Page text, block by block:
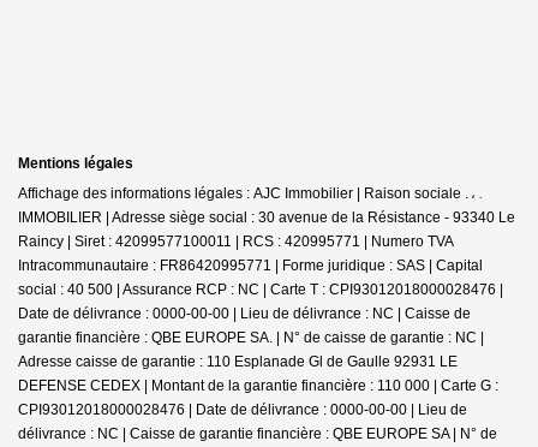
Mentions légales
Affichage des informations légales : AJC Immobilier | Raison sociale : A.J.C.
IMMOBILIER | Adresse siège social : 30 avenue de la Résistance - 93340 Le
Raincy | Siret : 42099577100011 | RCS : 420995771 | Numero TVA
Intracommunautaire : FR86420995771 | Forme juridique : SAS | Capital
social : 40 500 | Assurance RCP : NC | Carte T : CPI93012018000028476 |
Date de délivrance : 0000-00-00 | Lieu de délivrance : NC | Caisse de
garantie financière : QBE EUROPE SA. | N° de caisse de garantie : NC |
Adresse caisse de garantie : 110 Esplanade Gl de Gaulle 92931 LE
DEFENSE CEDEX | Montant de la garantie financière : 110 000 | Carte G :
CPI93012018000028476 | Date de délivrance : 0000-00-00 | Lieu de
délivrance : NC | Caisse de garantie financière : QBE EUROPE SA | N° de